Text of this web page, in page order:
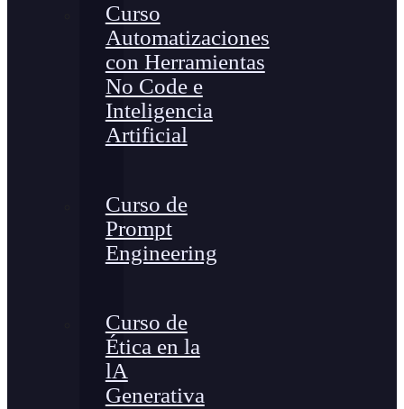
Curso
Automatizaciones
con Herramientas
No Code e
Inteligencia
Artificial
Curso de
Prompt
Engineering
Curso de
Ética en la
lA
Generativa